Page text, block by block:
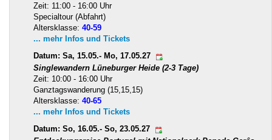
Zeit: 11:00 - 16:00 Uhr
Specialtour (Abfahrt)
Altersklasse: 40-59
... mehr Infos und Tickets
Datum: Sa, 15.05.- Mo, 17.05.27
Singlewandern Lüneburger Heide (2-3 Tage)
Zeit: 10:00 - 16:00 Uhr
Ganztagswanderung (15,15,15)
Altersklasse: 40-65
... mehr Infos und Tickets
Datum: So, 16.05.- So, 23.05.27